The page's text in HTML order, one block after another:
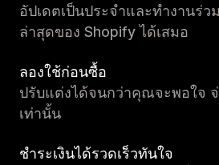
อัปเดตเป็นประจำและทำงานร่ว
ล่าสุดของ Shopify ได้เสมอ
ลองใช้ก่อนซื้อ
ปรับแต่งได้จนกว่าคุณจะพอใจ จ่
เท่านั้น
ชำระเงินได้รวดเร็วทันใจ